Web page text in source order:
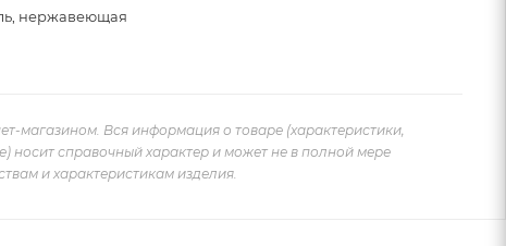
нержавеющая
магазином. Вся информация о товаре (характеристики,
носит справочный характер и может не в полной мере
и характеристикам изделия.